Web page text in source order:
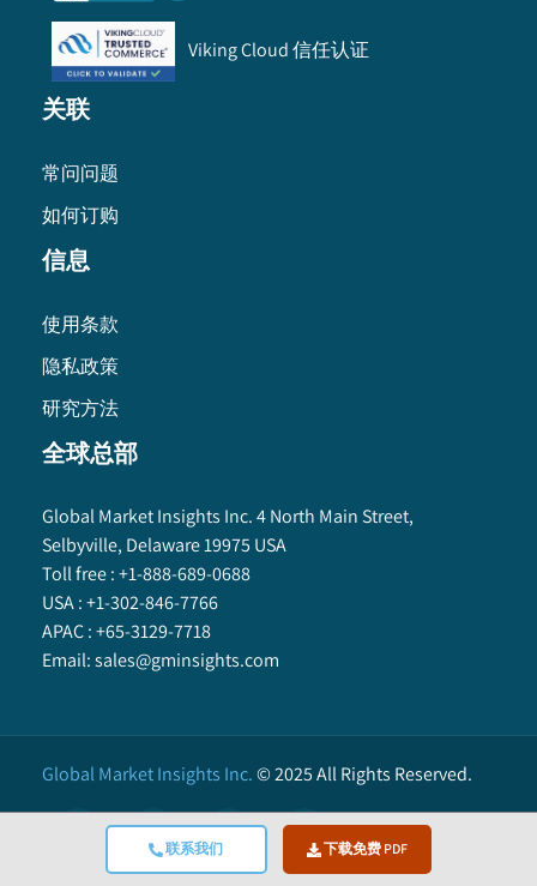
联系我们 下载免费 PDF
Viking Cloud 信任认证
关联
常问问题
如何订购
信息
使用条款
隐私政策
研究方法
全球总部
Global Market Insights Inc. 4 North Main Street,
Selbyville, Delaware 19975 USA
Toll free :+1-888-689-0688
USA :+1-302-846-7766
APAC :+65-3129-7718
Email:sales@gminsights.com
Global Market Insights Inc.©2025All Rights Reserved.